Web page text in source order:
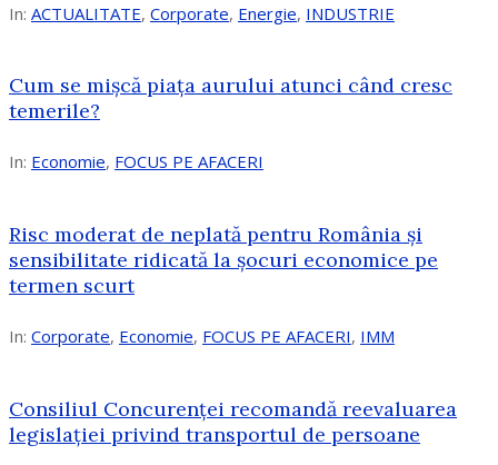
In: ACTUALITATE, Corporate, Energie, INDUSTRIE
Cum se mișcă piața aurului atunci când cresc
temerile?
In: Economie, FOCUS PE AFACERI
Risc moderat de neplată pentru România și
sensibilitate ridicată la șocuri economice pe
termen scurt
In: Corporate, Economie, FOCUS PE AFACERI, IMM
Consiliul Concurenței recomandă reevaluarea
legislației privind transportul de persoane